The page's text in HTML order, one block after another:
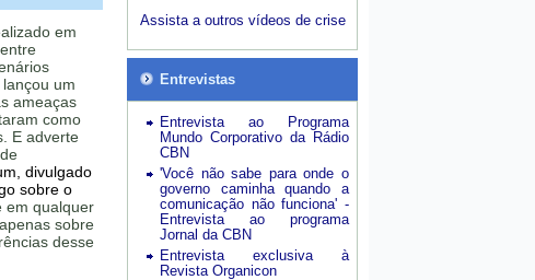
em
um
ameaças
como
E adverte
divulgado
sobre o
em qualquer
sobre
desse
Assista a outros vídeos de crise
Entrevistas
Entrevista ao Programa
Mundo Corporativo da Rádio
CBN
'Você não sabe para onde o
governo caminha quando a
comunicação não funciona' -
Entrevista ao programa
Jornal da CBN
Entrevista exclusiva à
Revista Organicon